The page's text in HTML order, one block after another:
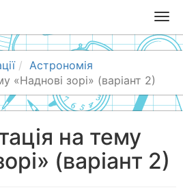
T
o
g
e
n
i
g
Астрономія
«Наднові зорі» (варіант 2)
на тему
(варіант 2)